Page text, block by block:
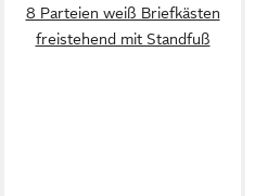
8 Parteien weiß Briefkästen
freistehend mit Standfuß